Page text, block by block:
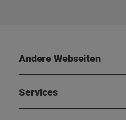
Andere Webseiten
Services